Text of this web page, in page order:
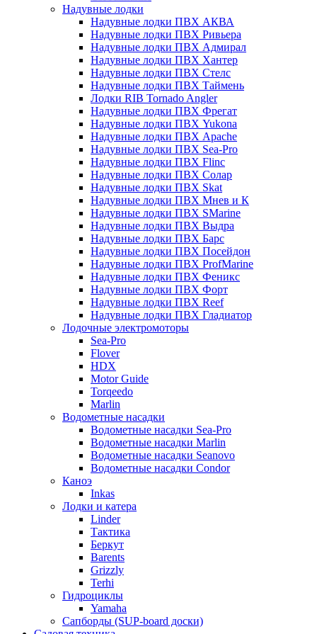
Надувные лодки
Надувные лодки ПВХ АКВА
Надувные лодки ПВХ Ривьера
Надувные лодки ПВХ Адмирал
Надувные лодки ПВХ Хантер
Надувные лодки ПВХ Стелс
Надувные лодки ПВХ Таймень
Лодки RIB Tornado Angler
Надувные лодки ПВХ Фрегат
Надувные лодки ПВХ Yukona
Надувные лодки ПВХ Apache
Надувные лодки ПВХ Sea-Pro
Надувные лодки ПВХ Flinc
Надувные лодки ПВХ Солар
Надувные лодки ПВХ Skat
Надувные лодки ПВХ Мнев и К
Надувные лодки ПВХ SMarine
Надувные лодки ПВХ Выдра
Надувные лодки ПВХ Барс
Надувные лодки ПВХ Посейдон
Надувные лодки ПВХ ProfMarine
Надувные лодки ПВХ Феникс
Надувные лодки ПВХ Форт
Надувные лодки ПВХ Reef
Надувные лодки ПВХ Гладиатор
Лодочные электромоторы
Sea-Pro
Flover
HDX
Motor Guide
Torqeedo
Marlin
Водометные насадки
Водометные насадки Sea-Pro
Водометные насадки Marlin
Водометные насадки Seanovo
Водометные насадки Condor
Каноэ
Inkas
Лодки и катера
Linder
Тактика
Беркут
Barents
Grizzly
Terhi
Гидроциклы
Yamaha
Сапборды (SUP-board доски)